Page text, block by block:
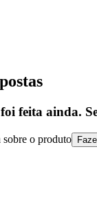
feita ainda.
o produto